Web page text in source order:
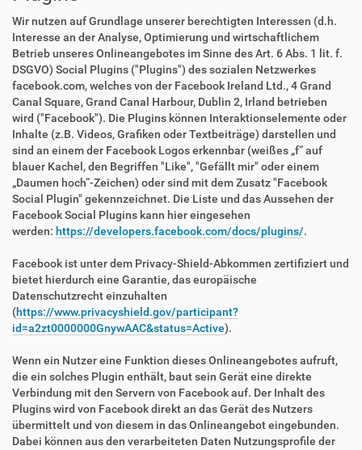
Wir nutzen auf Grundlage unserer berechtigten Interessen (d.h.
Interesse an der Analyse, Optimierung und wirtschaftlichem
Betrieb unseres Onlineangebotes im Sinne des Art. 6 Abs. 1 lit. f.
DSGVO) Social Plugins ("Plugins") des sozialen Netzwerkes
facebook.com, welches von der Facebook Ireland Ltd., 4 Grand
Canal Square, Grand Canal Harbour, Dublin 2, Irland betrieben
wird ("Facebook"). Die Plugins können Interaktionselemente oder
Inhalte (z.B. Videos, Grafiken oder Textbeiträge) darstellen und
sind an einem der Facebook Logos erkennbar (weißes „f“ auf
blauer Kachel, den Begriffen "Like", "Gefällt mir" oder einem
„Daumen hoch“-Zeichen) oder sind mit dem Zusatz "Facebook
Social Plugin" gekennzeichnet. Die Liste und das Aussehen der
Facebook Social Plugins kann hier eingesehen
werden: https://developers.facebook.com/docs/plugins/.
Facebook ist unter dem Privacy-Shield-Abkommen zertifiziert und
bietet hierdurch eine Garantie, das europäische
Datenschutzrecht einzuhalten
(https://www.privacyshield.gov/participant?
id=a2zt0000000GnywAAC&status=Active).
Wenn ein Nutzer eine Funktion dieses Onlineangebotes aufruft,
die ein solches Plugin enthält, baut sein Gerät eine direkte
Verbindung mit den Servern von Facebook auf. Der Inhalt des
Plugins wird von Facebook direkt an das Gerät des Nutzers
übermittelt und von diesem in das Onlineangebot eingebunden.
Dabei können aus den verarbeiteten Daten Nutzungsprofile der